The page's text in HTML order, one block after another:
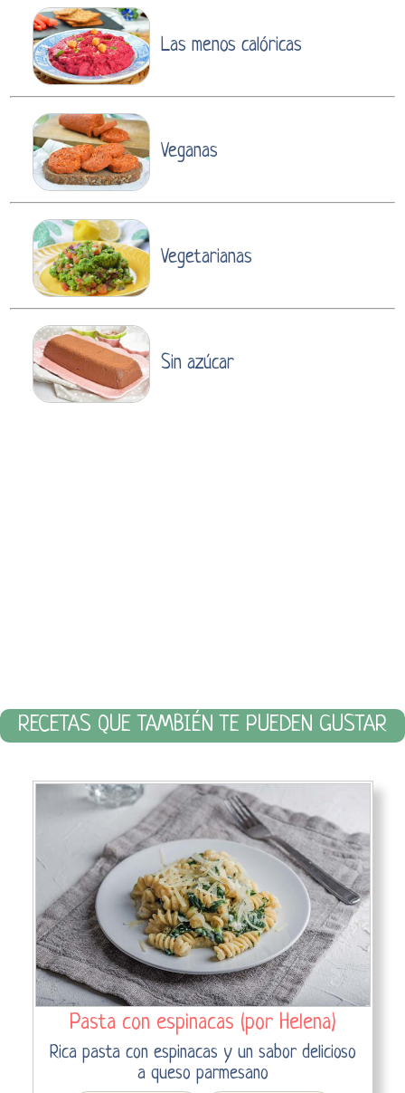
Las menos calóricas
Veganas
Vegetarianas
Sin azúcar
RECETAS QUE TAMBIÉN TE PUEDEN GUSTAR
Pasta con espinacas (por Helena)
Rica pasta con espinacas y un sabor delicioso
a queso parmesano